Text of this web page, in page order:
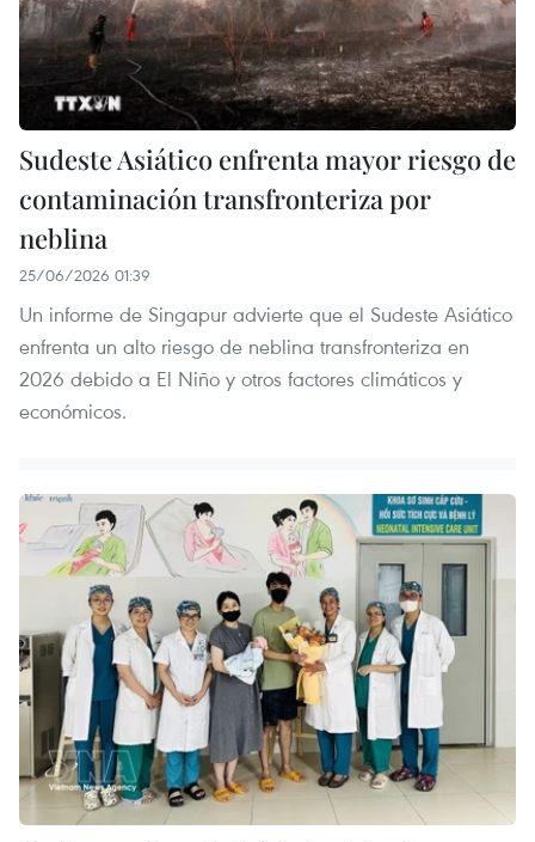
Sudeste Asiático enfrenta mayor riesgo de
contaminación transfronteriza por
neblina
25/06/2026 01:39
Un informe de Singapur advierte que el Sudeste Asiático
enfrenta un alto riesgo de neblina transfronteriza en
2026 debido a El Niño y otros factores climáticos y
económicos.